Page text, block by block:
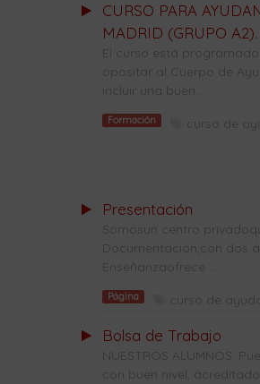
CURSO PARA
MADRID (GRUPO
El curso está
opositar al Cuerpo de
incluir una buen...
Formación curso de
Presentación
Somosun centro
Documentación,con dos
Enseñanzaofrece ...
Página curso de
Bolsa de Trabajo
NUESTROS ALUMNOS:
con buen nivel,